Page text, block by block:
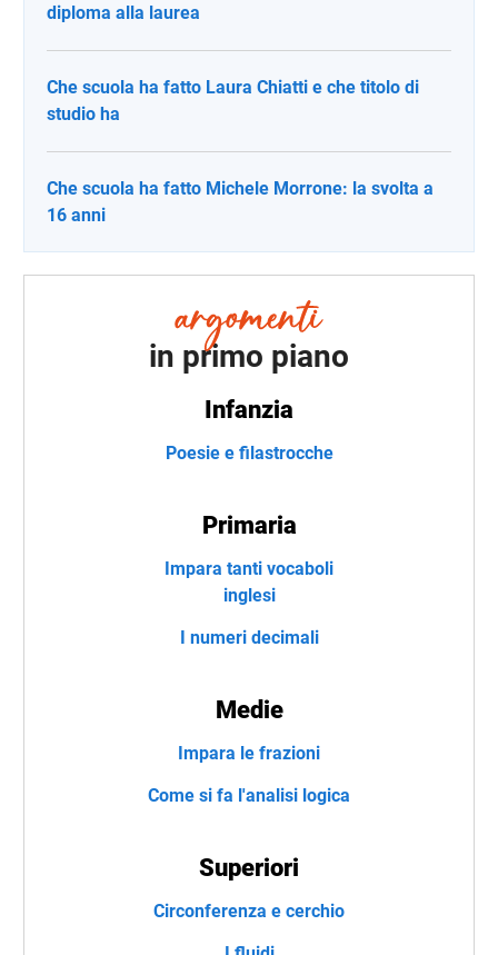
diploma alla laurea
Che scuola ha fatto Laura Chiatti e che titolo di
studio ha
Che scuola ha fatto Michele Morrone: la svolta a
16 anni
in primo piano
Infanzia
Poesie e filastrocche
Primaria
Impara tanti vocaboli
inglesi
I numeri decimali
Medie
Impara le frazioni
Come si fa l'analisi logica
Superiori
Circonferenza e cerchio